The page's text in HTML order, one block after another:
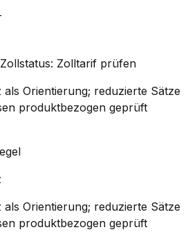
Zollstatus: Zolltarif prüfen
Orientierung; reduzierte Sätze
produktbezogen geprüft
Orientierung; reduzierte Sätze
produktbezogen geprüft